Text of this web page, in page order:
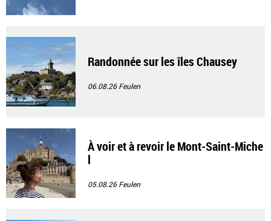
Randonnée sur les îles Chausey
06.08.26Feulen
À voir et à revoir le Mont-Saint-Miche
l
05.08.26Feulen